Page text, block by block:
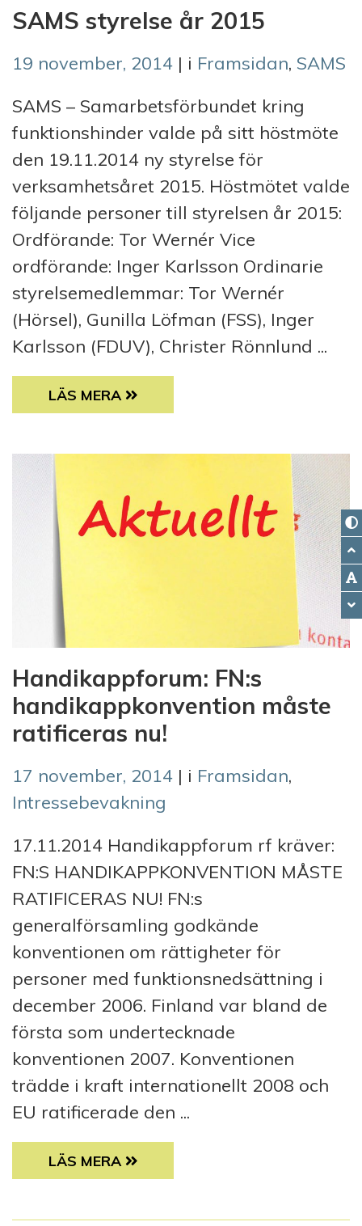
SAMS styrelse år 2015
19 november, 2014 | i Framsidan, SAMS
SAMS – Samarbetsförbundet kring
funktionshinder valde på sitt höstmöte
den 19.11.2014 ny styrelse för
verksamhetsåret 2015. Höstmötet valde
följande personer till styrelsen år 2015:
Ordförande: Tor Wernér Vice
ordförande: Inger Karlsson Ordinarie
styrelsemedlemmar: Tor Wernér
(Hörsel), Gunilla Löfman (FSS), Inger
Karlsson (FDUV), Christer Rönnlund ...
SAMS STYRELSE ÅR 2015
LÄS MERA
Handikappforum: FN:s
handikappkonvention måste
ratificeras nu!
17 november, 2014 | i Framsidan,
Intressebevakning
17.11.2014 Handikappforum rf kräver:
FN:S HANDIKAPPKONVENTION MÅSTE
RATIFICERAS NU! FN:s
generalförsamling godkände
konventionen om rättigheter för
personer med funktionsnedsättning i
december 2006. Finland var bland de
första som undertecknade
konventionen 2007. Konventionen
trädde i kraft internationellt 2008 och
EU ratificerade den ...
HANDIKAPPFORUM: FN:S
LÄS MERA